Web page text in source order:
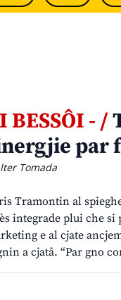
BESSÔI - /
par
Tomada
Tramontin al
integrade plui che
e al cjate
a cjatâ. “Par gno